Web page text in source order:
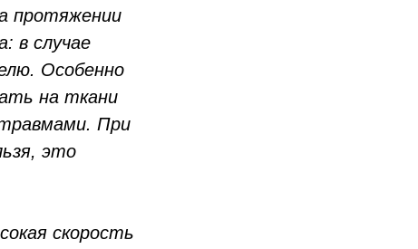
протяжении
в случае
Особенно
на ткани
При
это
скорость